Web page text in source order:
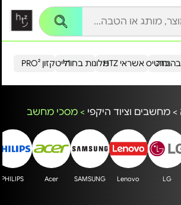
הייטקזון PRO²מלונות בחו"ל כרטיס אשראי HTZ
> מחשבים וציוד היקפי > מסכי מחשב
LG
Lenovo
SAMSUNG
Acer
PHILIPS